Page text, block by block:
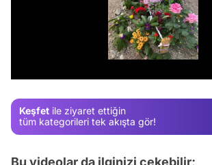
Keşfet ile ziyaret ettiğin
tüm kategorileri tek akışta gör!
Bu videolar da ilginizi çekebilir;